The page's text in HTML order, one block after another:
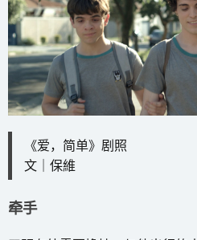
《爱，简单》剧照
文｜保維
牵手